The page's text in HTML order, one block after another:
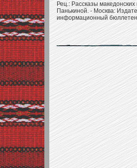
Рец.: Рассказы
Панькиной. - Москва:
информационный